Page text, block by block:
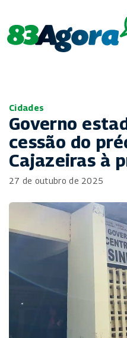
Cidades
Governo
cessão do
Cajazeiras à
27 de outubro de 2025